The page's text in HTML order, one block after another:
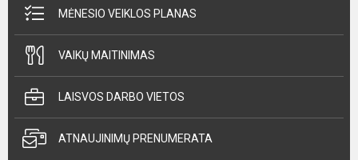
MĖNESIO VEIKLOS PLANAS
VAIKŲ MAITINIMAS
LAISVOS DARBO VIETOS
ATNAUJINIMŲ PRENUMERATA